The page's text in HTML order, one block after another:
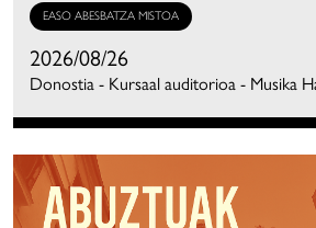
EASO ABESBATZA MISTOA
2026/08/26
Donostia - Kursaal auditorioa - Musika